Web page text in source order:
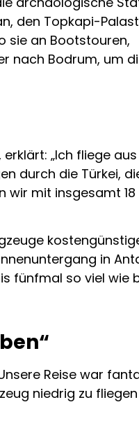
den Topkapi-
sie an Bootstouren,
nach Bodrum, um
„Ich fliege
durch die Türkei,
mit insgesamt 18
in
fünfmal so viel wie
Reise war
niedrig zu